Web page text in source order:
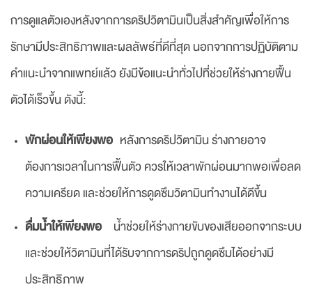
การดูแลตัวเองหลังจากการดริปวิตามินเป็นสิ่งสำคัญเพื่อให้การ
รักษามีประสิทธิภาพและผลลัพธ์ที่ดีที่สุด นอกจากการปฏิบัติตาม
คำแนะนำจากแพทย์แล้ว ยังมีข้อแนะนำทั่วไปที่ช่วยให้ร่างกายฟื้น
ตัวได้เร็วขึ้น ดังนี้:
พักผ่อนให้เพียงพอ หลังการดริปวิตามิน ร่างกายอาจ
ต้องการเวลาในการฟื้นตัว ควรให้เวลาพักผ่อนมากพอเพื่อลด
ความเครียด และช่วยให้การดูดซึมวิตามินทำงานได้ดีขึ้น
ดื่มน้ำให้เพียงพอ น้ำช่วยให้ร่างกายขับของเสียออกจากระบบ
และช่วยให้วิตามินที่ได้รับจากการดริปถูกดูดซึมได้อย่างมี
ประสิทธิภาพ